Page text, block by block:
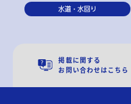
水道・水回り
掲載に関する
お問い合わせはこちら